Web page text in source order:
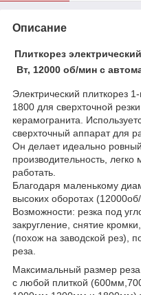
Описание
Плиткорез
Вт, 12000 об/мин с
Электрический плиткорез
1800 для сверхточной
керамогранита.
сверхточный аппарат для
Он делает идеально
производительность,
работать.
Благодаря маленькому
высоких оборотах
Возможности: резка под
закругление, снятие
(похож на заводской рез),
реза.
Максимальный размер
с любой плиткой